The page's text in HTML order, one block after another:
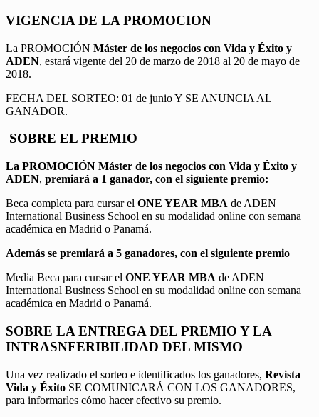
VIGENCIA DE LA PROMOCION
La PROMOCIÓN Máster de los negocios con Vida y Éxito y
ADEN, estará vigente del 20 de marzo de 2018 al 20 de mayo de
2018.
FECHA DEL SORTEO: 01 de junio Y SE ANUNCIA AL
GANADOR.
SOBRE EL PREMIO
La PROMOCIÓN Máster de los negocios con Vida y Éxito y
ADEN, premiará a 1 ganador, con el siguiente premio:
Beca completa para cursar el ONE YEAR MBA de ADEN
International Business School en su modalidad online con semana
académica en Madrid o Panamá.
Además se premiará a 5 ganadores, con el siguiente premio
Media Beca para cursar el ONE YEAR MBA de ADEN
International Business School en su modalidad online con semana
académica en Madrid o Panamá.
SOBRE LA ENTREGA DEL PREMIO Y LA
INTRASNFERIBILIDAD DEL MISMO
Una vez realizado el sorteo e identificados los ganadores, Revista
Vida y Éxito SE COMUNICARÁ CON LOS GANADORES,
para informarles cómo hacer efectivo su premio.